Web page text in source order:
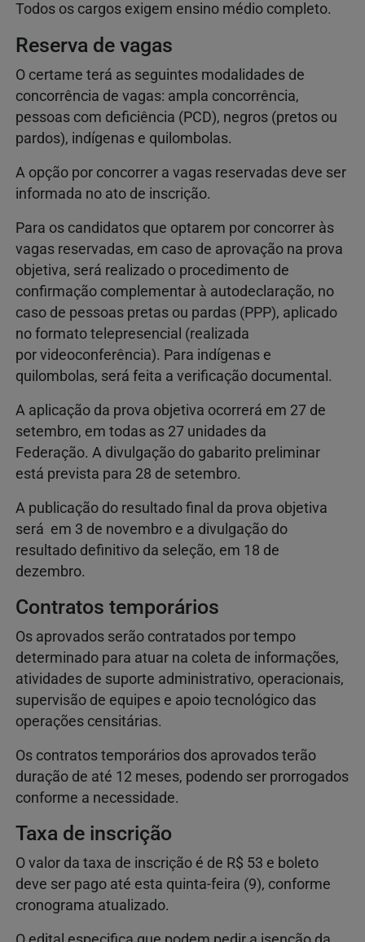
Todos os cargos exigem ensino médio completo.
Reserva de vagas
O certame terá as seguintes modalidades de
concorrência de vagas: ampla concorrência,
pessoas com deficiência (PCD), negros (pretos ou
pardos), indígenas e quilombolas.
A opção por concorrer a vagas reservadas deve ser
informada no ato de inscrição.
Para os candidatos que optarem por concorrer às
vagas reservadas, em caso de aprovação na prova
objetiva, será realizado o procedimento de
confirmação complementar à autodeclaração, no
caso de pessoas pretas ou pardas (PPP), aplicado
no formato telepresencial (realizada
por videoconferência). Para indígenas e
quilombolas, será feita a verificação documental.
A aplicação da prova objetiva ocorrerá em 27 de
setembro, em todas as 27 unidades da
Federação. A divulgação do gabarito preliminar
está prevista para 28 de setembro.
A publicação do resultado final da prova objetiva
será em 3 de novembro e a divulgação do
resultado definitivo da seleção, em 18 de
dezembro.
Contratos temporários
Os aprovados serão contratados por tempo
determinado para atuar na coleta de informações,
atividades de suporte administrativo, operacionais,
supervisão de equipes e apoio tecnológico das
operações censitárias.
Os contratos temporários dos aprovados terão
duração de até 12 meses, podendo ser prorrogados
conforme a necessidade.
Taxa de inscrição
O valor da taxa de inscrição é de R$ 53 e boleto
deve ser pago até esta quinta-feira (9), conforme
cronograma atualizado.